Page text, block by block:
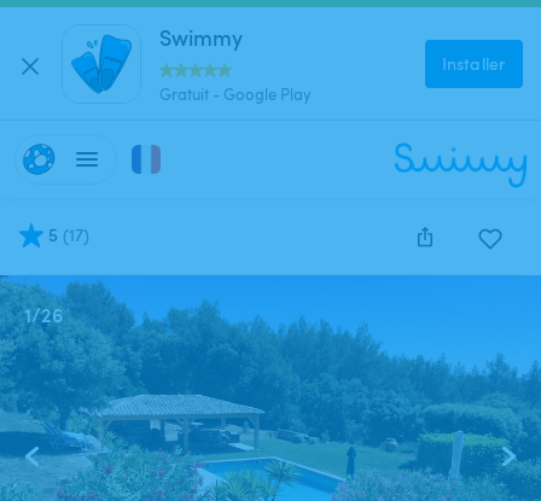
Swimmy
Gratuit - Google Play
Installer
5 (17)
1/26